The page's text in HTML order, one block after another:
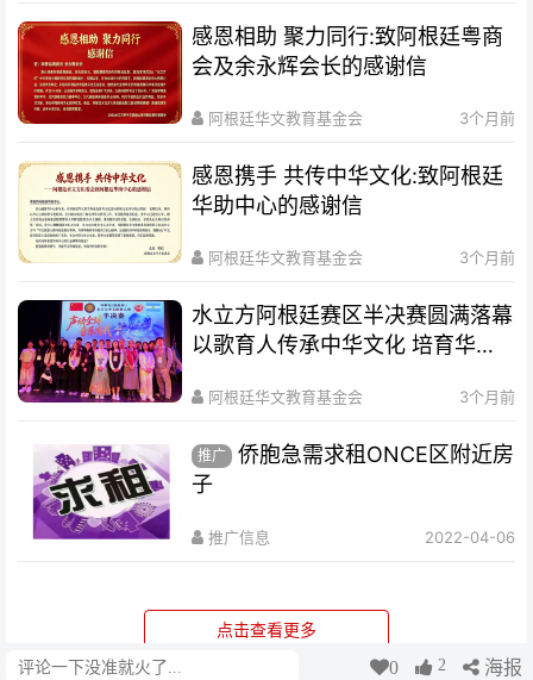
评论 0 2 海报
感恩相助 聚力同行:致阿根廷粤商
会及余永辉会长的感谢信
阿根廷华文教育基金会 3个月前
感恩携手 共传中华文化:致阿根廷
华助中心的感谢信
阿根廷华文教育基金会 3个月前
水立方阿根廷赛区半决赛圆满落幕
以歌育人传承中华文化 培育华裔
阿根廷华文教育基金会 3个月前
推广
侨胞急需求租ONCE区附近房
子
推广信息 2022-04-06
点击查看更多